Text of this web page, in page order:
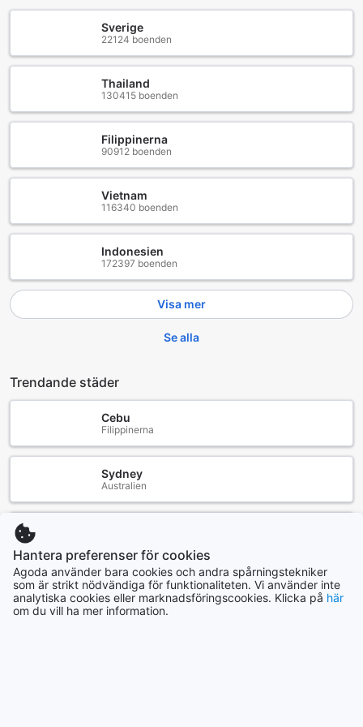
Sverige
22124 boenden
Thailand
Filippinerna
90912 boenden
Vietnam
116340 boenden
Indonesien
172397 boenden
Trendande städer
Cebu
Filippinerna
Pattaya
Thailand
Hantera preferenser för cookies
Agoda använder bara cookies och andra spårningstekniker
som är strikt nödvändiga för funktionaliteten. Vi använder inte
analytiska cookies eller marknadsföringscookies. Klicka på här
om du vill ha mer information.